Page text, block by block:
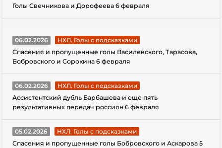
Голы Свечникова и Дорофеева 6 февраля
06.02.2026
НХЛ. Голы с подсказками
Спасения и пропущенные голы Василевского, Тарасова,
Бобровского и Сорокина 6 февраля
06.02.2026
НХЛ. Голы с подсказками
Ассистентский дубль Барбашева и еще пять
результативных передач россиян 6 февраля
05.02.2026
НХЛ. Голы с подсказками
Спасения и пропущенные голы Бобровского и Аскарова 5